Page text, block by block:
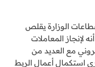
الوزارة يقلص
لإنجاز المعاملات
مع العديد من
استكمال أعمال الربط